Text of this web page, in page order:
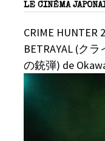
LE CINÉMA
CRIME HUNTER
BETRAYAL (ク
の銃弾) de